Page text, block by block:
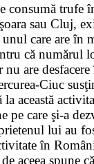
consumă trufe
sau Cluj,
care are în
că numărul
are
Ciuc
această
pe care şi-a
lui au
în
aceea spune